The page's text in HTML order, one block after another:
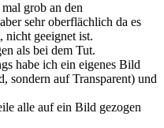
grob an den
sehr oberflächlich da es
nicht geeignet ist.
als bei dem Tut.
habe ich ein eigenes Bild
sondern auf Transparent) und
alle auf ein Bild gezogen